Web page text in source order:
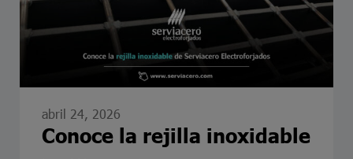
abril 24, 2026
Conoce la rejilla inoxidable